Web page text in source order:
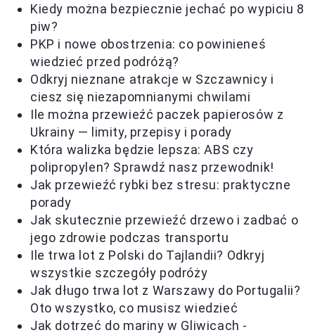
Kiedy można bezpiecznie jechać po wypiciu 8
piw?
PKP i nowe obostrzenia: co powinieneś
wiedzieć przed podróżą?
Odkryj nieznane atrakcje w Szczawnicy i
ciesz się niezapomnianymi chwilami
Ile można przewieźć paczek papierosów z
Ukrainy — limity, przepisy i porady
Która walizka będzie lepsza: ABS czy
polipropylen? Sprawdź nasz przewodnik!
Jak przewieźć rybki bez stresu: praktyczne
porady
Jak skutecznie przewieźć drzewo i zadbać o
jego zdrowie podczas transportu
Ile trwa lot z Polski do Tajlandii? Odkryj
wszystkie szczegóły podróży
Jak długo trwa lot z Warszawy do Portugalii?
Oto wszystko, co musisz wiedzieć
Jak dotrzeć do mariny w Gliwicach -